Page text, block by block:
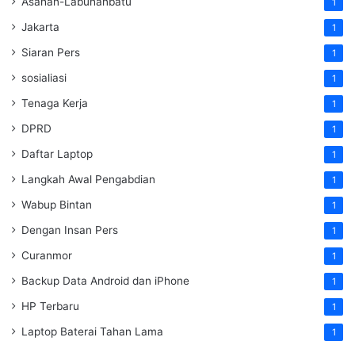
1
Jakarta 1
Siaran Pers 1
sosialiasi 1
Tenaga Kerja 1
DPRD 1
Daftar Laptop 1
Langkah Awal Pengabdian 1
Wabup Bintan 1
Dengan Insan Pers 1
Curanmor 1
Backup Data Android dan iPhone 1
HP Terbaru 1
Laptop Baterai Tahan Lama 1